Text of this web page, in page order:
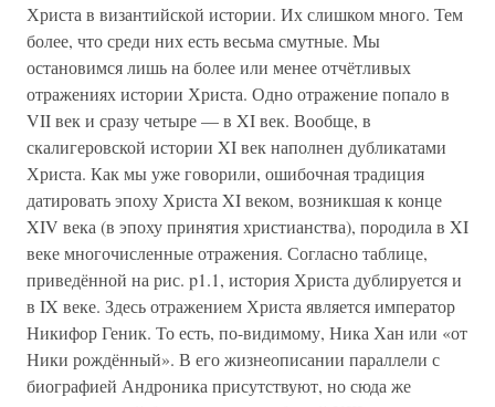
Христа в византийской истории. Их слишком много. Тем
более, что среди них есть весьма смутные. Мы
остановимся лишь на более или менее отчётливых
отражениях истории Христа. Одно отражение попало в
VII век и сразу четыре — в XI век. Вообще, в
скалигеровской истории XI век наполнен дубликатами
Христа. Как мы уже говорили, ошибочная традиция
датировать эпоху Христа XI веком, возникшая к конце
XIV века (в эпоху принятия христианства), породила в XI
веке многочисленные отражения. Согласно таблице,
приведённой на рис. p1.1, история Христа дублируется и
в IX веке. Здесь отражением Христа является император
Никифор Геник. То есть, по-видимому, Ника Хан или «от
Ники рождённый». В его жизнеописании параллели с
биографией Андроника присутствуют, но сюда же